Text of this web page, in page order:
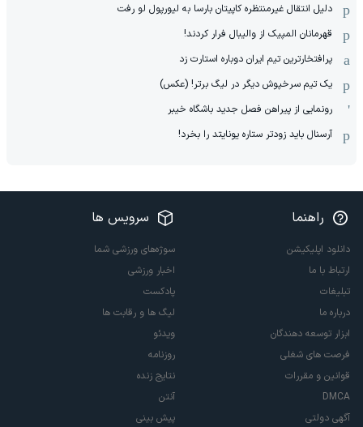
دلیل انتقال غیرمنتظره کاپیتان بارسا به لیورپول لو رفت
قهرمانان المپیک از والیبال فرار کردند!
پرافتخارترین تیم ایران دوباره استارت زد
یک تیم سرخپوش دیگر در لیگ برتر! (عکس)
رونمایی از پیراهن فصل جدید باشگاه خیبر
آرسنال باید زودتر ستاره یونایتد را بخرد!
راهنما
دانلود اپلیکیشن
ارتباط با ما
تبلیغات
درباره ما
ابزار توسعه دهندگان
فرصت های شغلی
قوانین و مقررات
DMCA
آگهی دولتی
سرویس ها
سوژه‌های ورزشی شما
اخبار ورزشی
پادکست
لیگ ها و رقابت ها
ویدئو
روزنامه
نتایج زنده
آنتن
پیش بینی